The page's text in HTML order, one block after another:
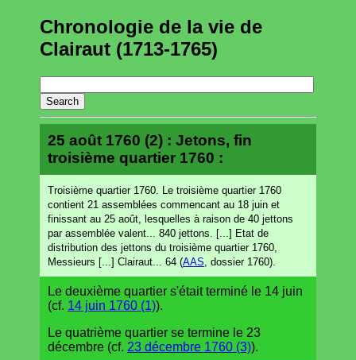
Chronologie de la vie de
Clairaut (1713-1765)
25 août 1760 (2) : Jetons, fin
troisième quartier 1760 :
Troisième quartier 1760. Le troisième quartier 1760
contient 21 assemblées commencant au 18 juin et
finissant au 25 août, lesquelles à raison de 40 jettons
par assemblée valent... 840 jettons. [...] Etat de
distribution des jettons du troisième quartier 1760,
Messieurs [...] Clairaut... 64 (AAS , dossier 1760).
Le deuxième quartier s'était terminé le 14 juin
(cf. 14 juin 1760 (1)).
Le quatrième quartier se termine le 23
décembre (cf. 23 décembre 1760 (3)).